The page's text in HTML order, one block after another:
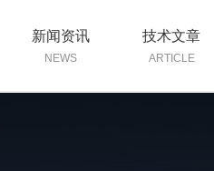
新闻资讯
NEWS
技术文章
ARTICLE